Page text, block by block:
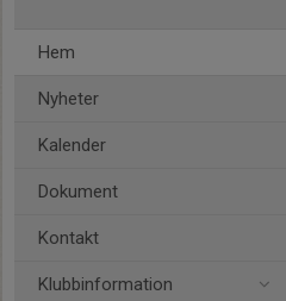
Hem
Nyheter
Kalender
Dokument
Kontakt
Klubbinformation